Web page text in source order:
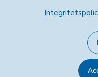
Fo-nummer: